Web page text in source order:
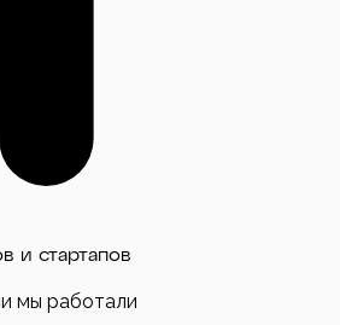
и стартапов
мы работали